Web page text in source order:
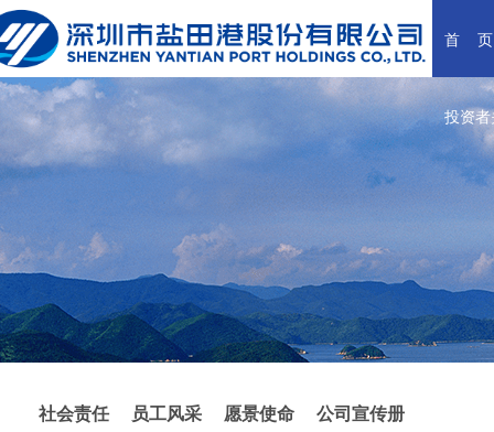
首    页
投资
社会责任 员工风采 愿景使命 公司宣传册